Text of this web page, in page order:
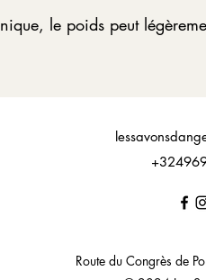
le poids peut
Route du Congrès de